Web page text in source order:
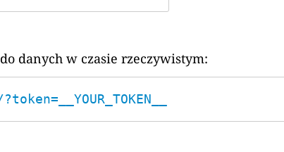
danych w czasie rzeczywistym: